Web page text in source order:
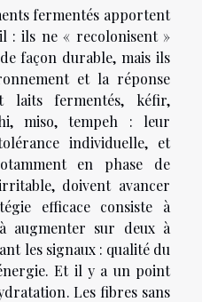
fermentés apportent
: ils ne « recolonisent »
façon durable, mais ils
et la réponse
laits fermentés, kéfir,
miso, tempeh : leur
individuelle, et
en phase de
doivent avancer
efficace consiste à
augmenter sur deux à
les signaux : qualité du
Et il y a un point
Les fibres sans